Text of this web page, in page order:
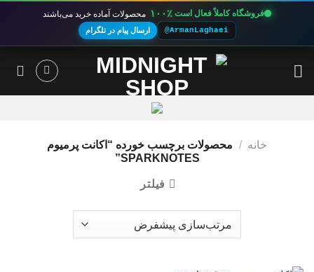
فروشگاه کاملاً فعال است ۱۰۰٪ محصولات آماده خرید می‌باشند
@ArmanLaghaei ارسال پیام در تلگرام
خانه / محصولات برچسب خورده “اکانت پرمیوم
SPARKNOTES”
فیلتر